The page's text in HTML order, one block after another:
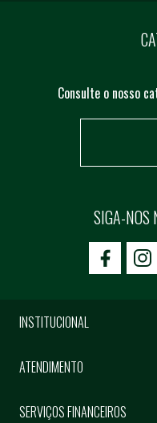
Consulte o nosso
SIGA-NOS
icon-
INSTITUCIONAL
ATENDIMENTO
SERVIÇOS FINANCEIROS